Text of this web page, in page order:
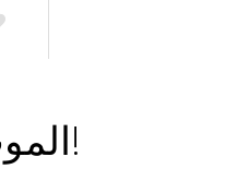
الموت للكابتشا!